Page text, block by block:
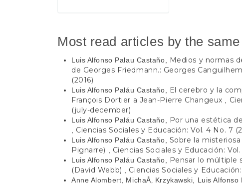
Most read articles by the
Luis Alfonso Palau Castaño,
Medios y normas
de Georges Friedmann.: Georges Canguilhem
(2016)
Luis Alfonso Paláu Castaño,
El cerebro y la
François Dortier a Jean-Pierre Changeux
(july-december)
Luis Alfonso Paláu Castaño, Por una estética
Ciencias Sociales y Educación: Vol. 4 No. 7
Luis Alfonso Paláu Castaño, Sobre la
Pignarre)
Ciencias Sociales y Educación:
Luis Alfonso Paláu Castaño,
Pensar lo múltiple
(David Webb)
Ciencias Sociales y
Anne Alombert, MichaÅ‚ Krzykawski, Luis